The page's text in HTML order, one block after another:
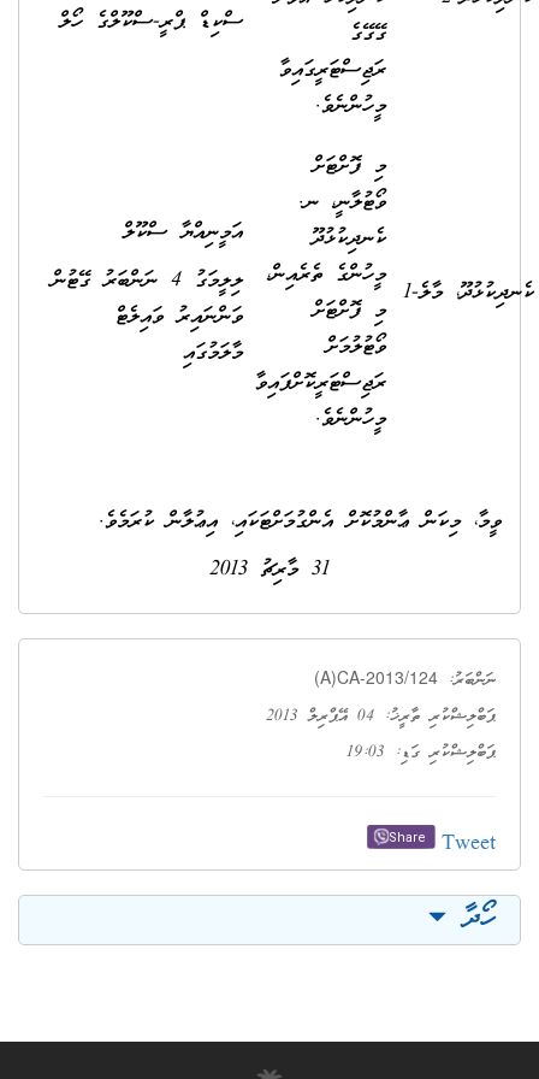
ސްކިޑް ޕްރީ-ސްކޫލްގެ ހޯލް
ގޭގޭގެ
ރަޖިސްޓަރީގައިވާ
މީހުންނެވެ.
އަމީނިއްޔާ ސްކޫލް
ލިލީމަގު 4 ނަންބަރު ގޭޓުން
ވަންނައިރު ވައިލެޓް
މާލަމުގައި
މި ފޮށްޓަށް
ވޯޓުލާނީ، ނ.
ކެނދިކުޅުދޫ
މީހުންގެ ތެރެއިން،
މި ފޮށްޓަށް
ވޯޓުލުމަށް
ރަޖިސްޓަރީކޮށްފައިވާ
މީހުންނެވެ.
މާލެ-1
ވީމާ، މިކަން ޢާންމުކޮށް އެންގުމަށްޓަކައި، އިޢުލާން ކުރަމެވެ.
31 މާރިޗު 2013
ނަންބަރު: (A)CA-2013/124
ޕަބްލިޝްކުރި ތާރީޚު: 04 އޭޕްރިލް 2013
ޕަބްލިޝްކުރި ގަޑި: 19:03
Tweet
Share
ހޯދާ